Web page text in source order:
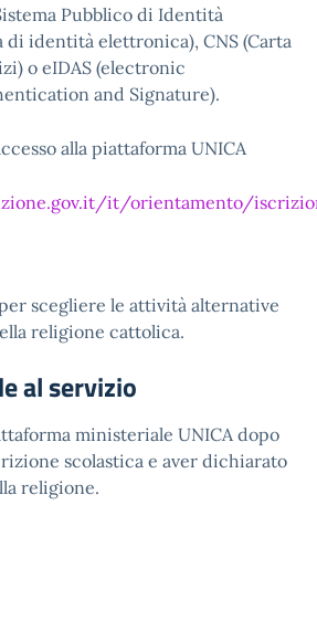
Pubblico di Identità
di identità elettronica), CNS (Carta
o eIDAS (electronic
and Signature).
alla piattaforma UNICA
it/orientamento/
scegliere le attività alternative
religione cattolica.
al servizio
ministeriale UNICAdopo
scolastica e aver dichiarato
religione.